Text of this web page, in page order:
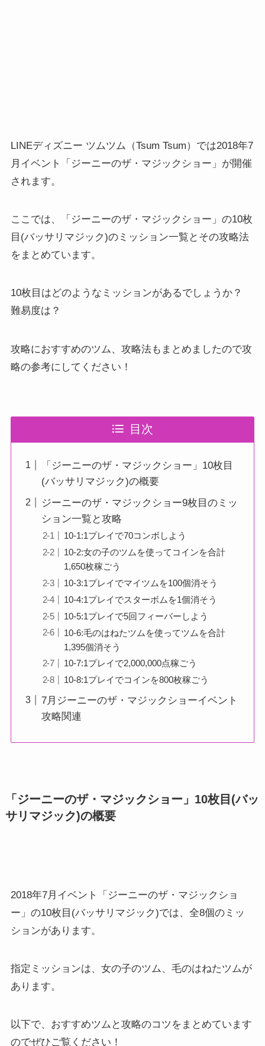
LINEディズニー ツムツム（Tsum Tsum）では2018年7
月イベント「ジーニーのザ・マジックショー」が開催
されます。
ここでは、「ジーニーのザ・マジックショー」の10枚
目(バッサリマジック)のミッション一覧とその攻略法
をまとめています。
10枚目はどのようなミッションがあるでしょうか？
難易度は？
攻略におすすめのツム、攻略法もまとめましたので攻
略の参考にしてください！
目次
「ジーニーのザ・マジックショー」10枚目
(バッサリマジック)の概要
ジーニーのザ・マジックショー9枚目のミッ
ション一覧と攻略
10-1:1プレイで70コンボしよう
10-2:女の子のツムを使ってコインを合計
1,650枚稼ごう
10-3:1プレイでマイツムを100個消そう
10-4:1プレイでスターボムを1個消そう
10-5:1プレイで5回フィーバーしよう
10-6:毛のはねたツムを使ってツムを合計
1,395個消そう
10-7:1プレイで2,000,000点稼ごう
10-8:1プレイでコインを800枚稼ごう
7月ジーニーのザ・マジックショーイベント
攻略関連
「ジーニーのザ・マジックショー」10枚目(バッ
サリマジック)の概要
2018年7月イベント「ジーニーのザ・マジックショ
ー」の10枚目(バッサリマジック)では、全8個のミッ
ションがあります。
指定ミッションは、女の子のツム、毛のはねたツムが
あります。
以下で、おすすめツムと攻略のコツをまとめています
のでぜひご覧ください！